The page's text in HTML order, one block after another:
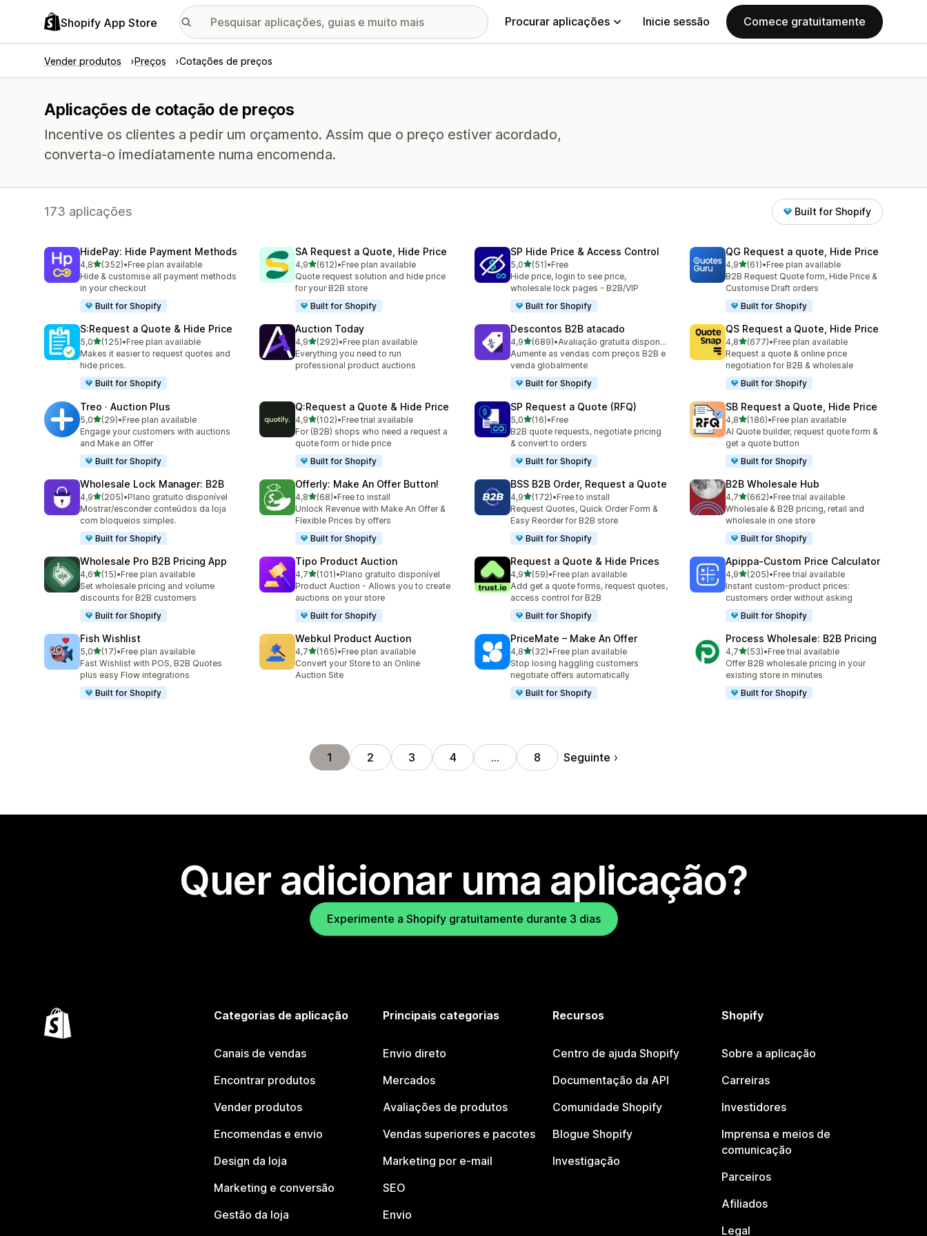
Shopify App Store Procurar aplicações Inicie sessão Comece gratuitamente
Vender produtos Preços Cotações de preços
Aplicações de cotação de preços
Incentive os clientes a pedir um orçamento. Assim que o preço estiver acordado,
converta-o imediatamente numa encomenda.
173 aplicações Built for Shopify
HidePay: Hide Payment Methods
4,8de 5 estrelas
(352)
352 total de avaliações
•Free plan available
Hide & customise all payment methods
in your checkout
Built for Shopify
SA Request a Quote, Hide Price
4,9de 5 estrelas
(612)
612 total de avaliações
•Free plan available
Quote request solution and hide price
for your B2B store
Built for Shopify
SP Hide Price & Access Control
5,0de 5 estrelas
(51)
51 total de avaliações
•Free
Hide price, login to see price,
wholesale lock pages - B2B/VIP
Built for Shopify
QG Request a quote, Hide Price
4,9de 5 estrelas
(61)
61 total de avaliações
•Free plan available
B2B Request Quote form, Hide Price &
Customise Draft orders
Built for Shopify
S:Request a Quote & Hide Price
5,0de 5 estrelas
(125)
125 total de avaliações
•Free plan available
Makes it easier to request quotes and
hide prices.
Built for Shopify
Auction Today
4,9de 5 estrelas
(292)
292 total de avaliações
•Free plan available
Everything you need to run
professional product auctions
Descontos B2B atacado
4,9de 5 estrelas
(689)
689 total de avaliações
•
Avaliação gratuita disponível
Aumente as vendas com preços B2B e
venda globalmente
Built for Shopify
QS Request a Quote, Hide Price
4,8de 5 estrelas
(677)
677 total de avaliações
•Free plan available
Request a quote & online price
negotiation for B2B & wholesale
Built for Shopify
Treo · Auction Plus
5,0de 5 estrelas
(29)
29 total de avaliações
•Free plan available
Engage your customers with auctions
and Make an Offer
Built for Shopify
Q:Request a Quote & Hide Price
4,9de 5 estrelas
(102)
102 total de avaliações
•Free trial available
For (B2B) shops who need a request a
quote form or hide price
Built for Shopify
SP Request a Quote (RFQ)
5,0de 5 estrelas
(16)
16 total de avaliações
•Free
B2B quote requests, negotiate pricing
& convert to orders
Built for Shopify
SB Request a Quote, Hide Price
4,8de 5 estrelas
(186)
186 total de avaliações
•Free plan available
AI Quote builder, request quote form &
get a quote button
Built for Shopify
Wholesale Lock Manager: B2B
4,9de 5 estrelas
(205)
205 total de avaliações
•Plano gratuito disponível
Mostrar/esconder conteúdos da loja
com bloqueios simples.
Built for Shopify
Offerly: Make An Offer Button!
4,8de 5 estrelas
(68)
68 total de avaliações
•Free to install
Unlock Revenue with Make An Offer &
Flexible Prices by offers
Built for Shopify
BSS B2B Order, Request a Quote
4,9de 5 estrelas
(172)
172 total de avaliações
•Free to install
Request Quotes, Quick Order Form &
Easy Reorder for B2B store
Built for Shopify
B2B Wholesale Hub
4,7de 5 estrelas
(662)
662 total de avaliações
•Free trial available
Wholesale & B2B pricing, retail and
wholesale in one store
Built for Shopify
Wholesale Pro B2B Pricing App
4,6de 5 estrelas
(15)
15 total de avaliações
•Free plan available
Set wholesale pricing and volume
discounts for B2B customers
Built for Shopify
Tipo Product Auction
4,7de 5 estrelas
(101)
101 total de avaliações
•Plano gratuito disponível
Product Auction - Allows you to create
auctions on your store
Built for Shopify
Request a Quote & Hide Prices
4,9de 5 estrelas
(59)
59 total de avaliações
•Free plan available
Add get a quote forms, request quotes,
access control for B2B
Built for Shopify
Apippa‑Custom Price Calculator
4,9de 5 estrelas
(205)
205 total de avaliações
•Free trial available
Instant custom-product prices:
customers order without asking
Built for Shopify
Fish Wishlist
5,0de 5 estrelas
(17)
17 total de avaliações
•Free plan available
Fast Wishlist with POS, B2B Quotes
plus easy Flow integrations
Built for Shopify
Webkul Product Auction
4,7de 5 estrelas
(165)
165 total de avaliações
•Free plan available
Convert your Store to an Online
Auction Site
PriceMate – Make An Offer
4,8de 5 estrelas
(32)
32 total de avaliações
•Free plan available
Stop losing haggling customers
negotiate offers automatically
Built for Shopify
Process Wholesale: B2B Pricing
4,7de 5 estrelas
(53)
53 total de avaliações
•Free trial available
Offer B2B wholesale pricing in your
existing store in minutes
Built for Shopify
1 2 3 4 … 8 Seguinte
Quer adicionar uma aplicação?
Experimente a Shopify gratuitamente durante 3 dias
Categorias de aplicação
Canais de vendas
Encontrar produtos
Vender produtos
Encomendas e envio
Design da loja
Marketing e conversão
Gestão da loja
Principais categorias
Envio direto
Mercados
Avaliações de produtos
Vendas superiores e pacotes
Marketing por e-mail
SEO
Envio
Recursos
Centro de ajuda Shopify
Documentação da API
Comunidade Shopify
Blogue Shopify
Investigação
Shopify
Sobre a aplicação
Carreiras
Investidores
Imprensa e meios de
comunicação
Parceiros
Afiliados
Legal